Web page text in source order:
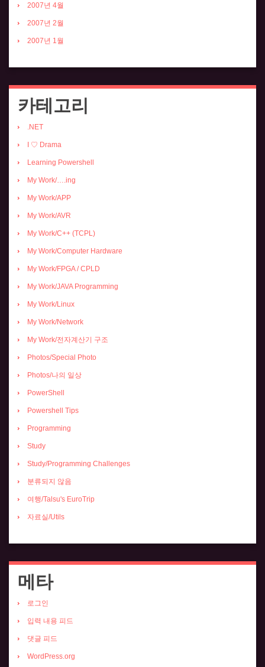
2007년 4월
2007년 2월
2007년 1월
카테고리
.NET
I ♡ Drama
Learning Powershell
My Work/….ing
My Work/APP
My Work/AVR
My Work/C++ (TCPL)
My Work/Computer Hardware
My Work/FPGA / CPLD
My Work/JAVA Programming
My Work/Linux
My Work/Network
My Work/전자계산기 구조
Photos/Special Photo
Photos/나의 일상
PowerShell
Powershell Tips
Programming
Study
Study/Programming Challenges
분류되지 않음
여행/Talsu's EuroTrip
자료실/Utils
메타
로그인
입력 내용 피드
댓글 피드
WordPress.org